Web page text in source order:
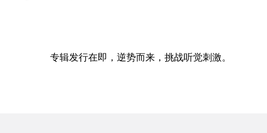
专辑发行在即，逆势而来，挑战听觉刺激。